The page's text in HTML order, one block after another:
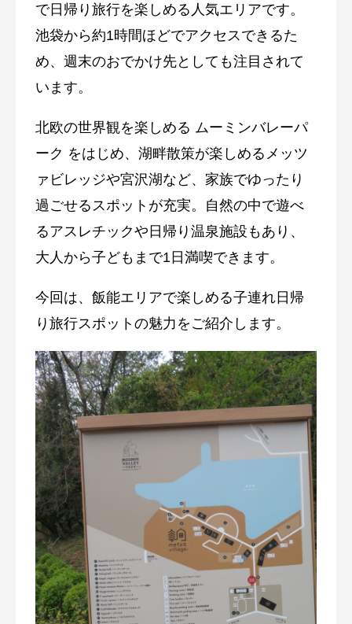
で日帰り旅行を楽しめる人気エリアです。
池袋から約1時間ほどでアクセスできるた
め、週末のおでかけ先としても注目されて
います。
北欧の世界観を楽しめる ムーミンバレーパ
ーク をはじめ、湖畔散策が楽しめるメッツ
ァビレッジや宮沢湖など、家族でゆったり
過ごせるスポットが充実。自然の中で遊べ
るアスレチックや日帰り温泉施設もあり、
大人から子どもまで1日満喫できます。
今回は、飯能エリアで楽しめる子連れ日帰
り旅行スポットの魅力をご紹介します。